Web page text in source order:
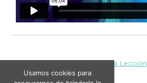
Volver a la Lección
Usamos cookies para